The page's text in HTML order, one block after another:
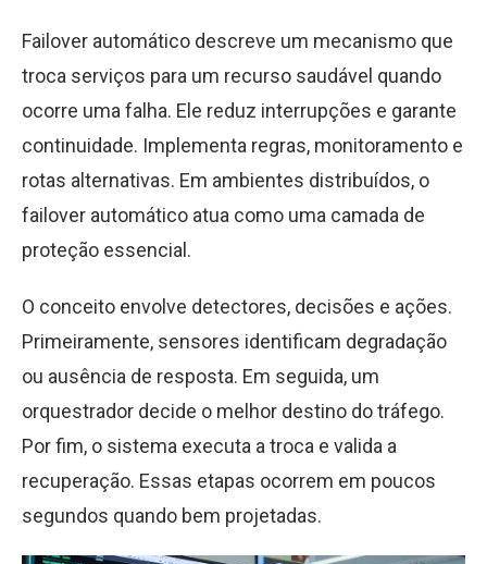
Failover automático descreve um mecanismo que
troca serviços para um recurso saudável quando
ocorre uma falha. Ele reduz interrupções e garante
continuidade. Implementa regras, monitoramento e
rotas alternativas. Em ambientes distribuídos, o
failover automático atua como uma camada de
proteção essencial.
O conceito envolve detectores, decisões e ações.
Primeiramente, sensores identificam degradação
ou ausência de resposta. Em seguida, um
orquestrador decide o melhor destino do tráfego.
Por fim, o sistema executa a troca e valida a
recuperação. Essas etapas ocorrem em poucos
segundos quando bem projetadas.